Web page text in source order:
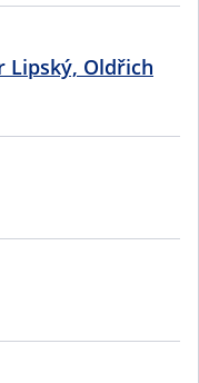
Lipský, Oldřich